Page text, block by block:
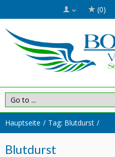
(0)
Hauptseite Tag: Blutdurst
Blutdurst